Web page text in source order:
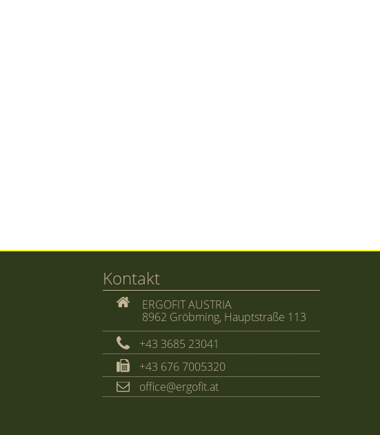
Kontakt
ERGOFIT AUSTRIA
8962 Gröbming, Hauptstraße 113
+43 3685 23041
+43 676 7005320
office@ergofit.at